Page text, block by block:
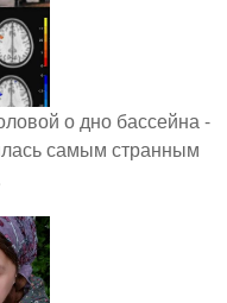
о дно бассейна -
самым странным